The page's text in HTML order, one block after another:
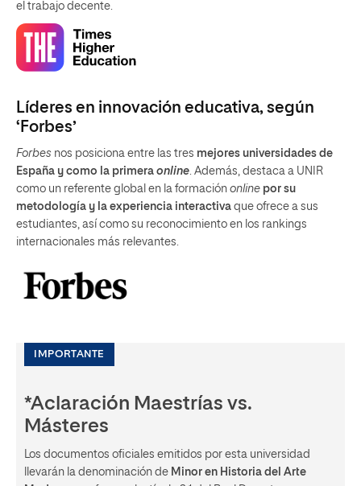
el trabajo decente.
Líderes en innovación educativa, según
‘Forbes’
Forbes nos posiciona entre las tres mejores universidades de
España y como la primera online . Además, destaca a UNIR
como un referente global en la formación online por su
metodología y la experiencia interactiva que ofrece a sus
estudiantes, así como su reconocimiento en los rankings
internacionales más relevantes.
IMPORTANTE
*Aclaración Maestrías vs.
Másteres
Los documentos oficiales emitidos por esta universidad
llevarán la denominación de Minor en Historia del Arte